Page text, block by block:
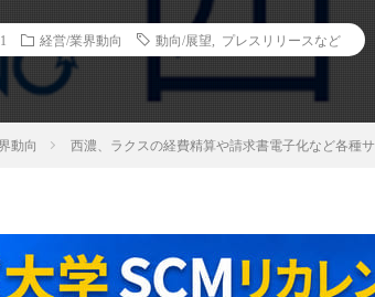
経営/業界動向 動向/展望 プレスリリースなど
動向 西濃、ラクスの経費精算や請求書電子化など各種